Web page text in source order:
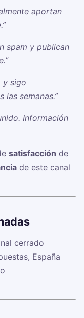
aportan
spam y publican
y sigo
semanas.”
Información
satisfacción de
de este canal
cerrado
España